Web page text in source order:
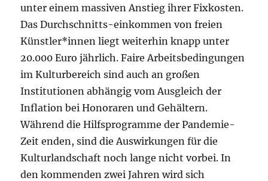
unter einem massiven Anstieg ihrer Fixkosten.
Das Durchschnitts-einkommen von freien
Künstler*innen liegt weiterhin knapp unter
20.000 Euro jährlich. Faire Arbeitsbedingungen
im Kulturbereich sind auch an großen
Institutionen abhängig vom Ausgleich der
Inflation bei Honoraren und Gehältern.
Während die Hilfsprogramme der Pandemie-
Zeit enden, sind die Auswirkungen für die
Kulturlandschaft noch lange nicht vorbei. In
den kommenden zwei Jahren wird sich